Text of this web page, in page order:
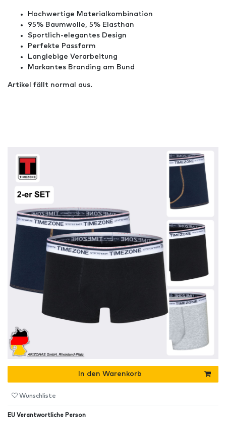
Hochwertige Materialkombination
95% Baumwolle, 5% Elasthan
Sportlich-elegantes Design
Perfekte Passform
Langlebige Verarbeitung
Markantes Branding am Bund
Artikel fällt normal aus.
In den Warenkorb
Wunschliste
EU Verantwortliche Person